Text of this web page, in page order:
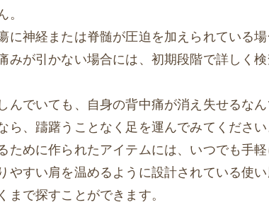
に神経または脊髄が圧迫を加えられている
みが引かない場合には、初期段階で詳しく
んでいても、自身の背中痛が消え失せるな
ら、躊躇うことなく足を運んでみてください
ために作られたアイテムには、いつでも手
やすい肩を温めるように設計されている使
まで探すことができます。